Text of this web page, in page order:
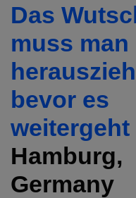
Das
muss man
bevor es
weitergeht
Hamburg,
Germany